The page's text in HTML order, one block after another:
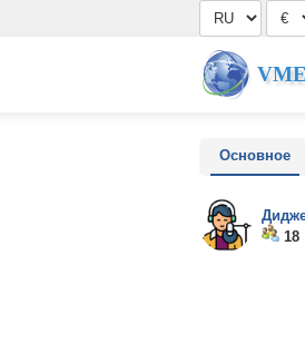
Основное